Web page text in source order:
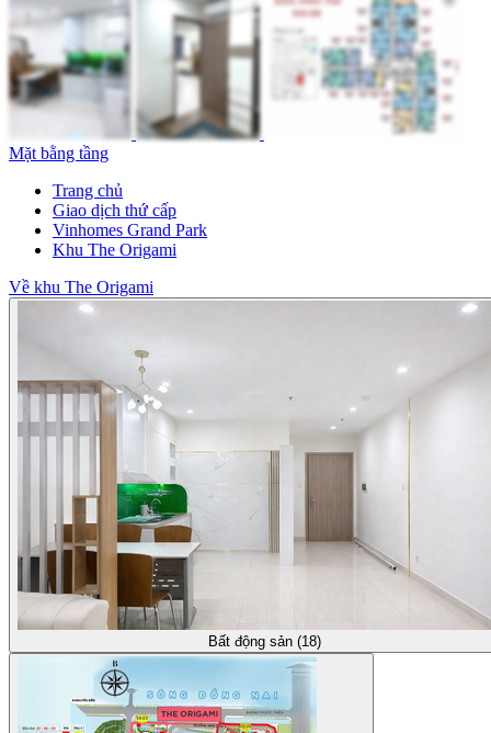
Mặt bằng tầng
Trang chủ
Giao dịch thứ cấp
Vinhomes Grand Park
Khu The Origami
Về khu The Origami
Bất động sản (18)